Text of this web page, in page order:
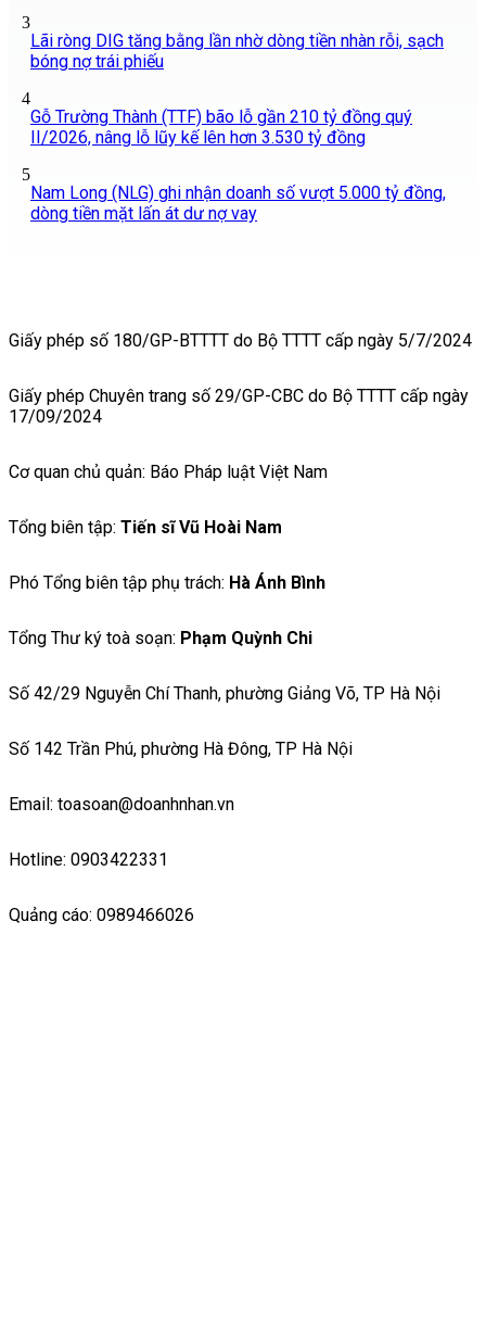
3
Lãi ròng DIG tăng bằng lần nhờ dòng tiền nhàn rỗi, sạch
bóng nợ trái phiếu
4
Gỗ Trường Thành (TTF) bão lỗ gần 210 tỷ đồng quý
II/2026, nâng lỗ lũy kế lên hơn 3.530 tỷ đồng
5
Nam Long (NLG) ghi nhận doanh số vượt 5.000 tỷ đồng,
dòng tiền mặt lấn át dư nợ vay
Giấy phép số 180/GP-BTTTT do Bộ TTTT cấp ngày 5/7/2024
Giấy phép Chuyên trang số 29/GP-CBC do Bộ TTTT cấp ngày
17/09/2024
Cơ quan chủ quản: Báo Pháp luật Việt Nam
Tổng biên tập: Tiến sĩ Vũ Hoài Nam
Phó Tổng biên tập phụ trách: Hà Ánh Bình
Tổng Thư ký toà soạn: Phạm Quỳnh Chi
Số 42/29 Nguyễn Chí Thanh, phường Giảng Võ, TP Hà Nội
Số 142 Trần Phú, phường Hà Đông, TP Hà Nội
Email: toasoan@doanhnhan.vn
Hotline: 0903422331
Quảng cáo: 0989466026